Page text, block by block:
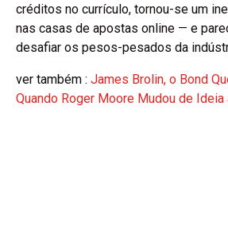
créditos no currículo, tornou-se um
nas casas de apostas online — e
desafiar os pesos-pesados da
ver também : James Brolin, o Bond
Quando Roger Moore Mudou de Ideia